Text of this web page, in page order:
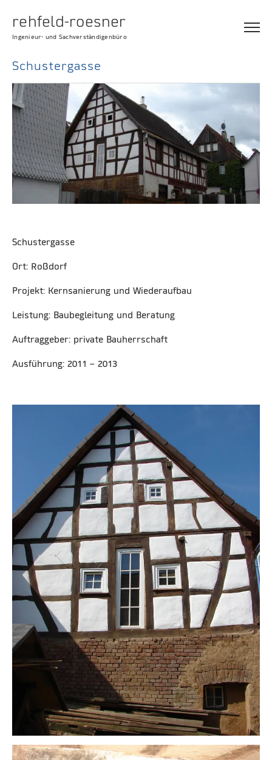
rehfeld-roesner
Ingenieur- und Sachverständigenbüro
Schustergasse
Schustergasse
Ort: Roßdorf
Projekt: Kernsanierung und Wiederaufbau
Leistung: Baubegleitung und Beratung
Auftraggeber: private Bauherrschaft
Ausführung: 2011 – 2013